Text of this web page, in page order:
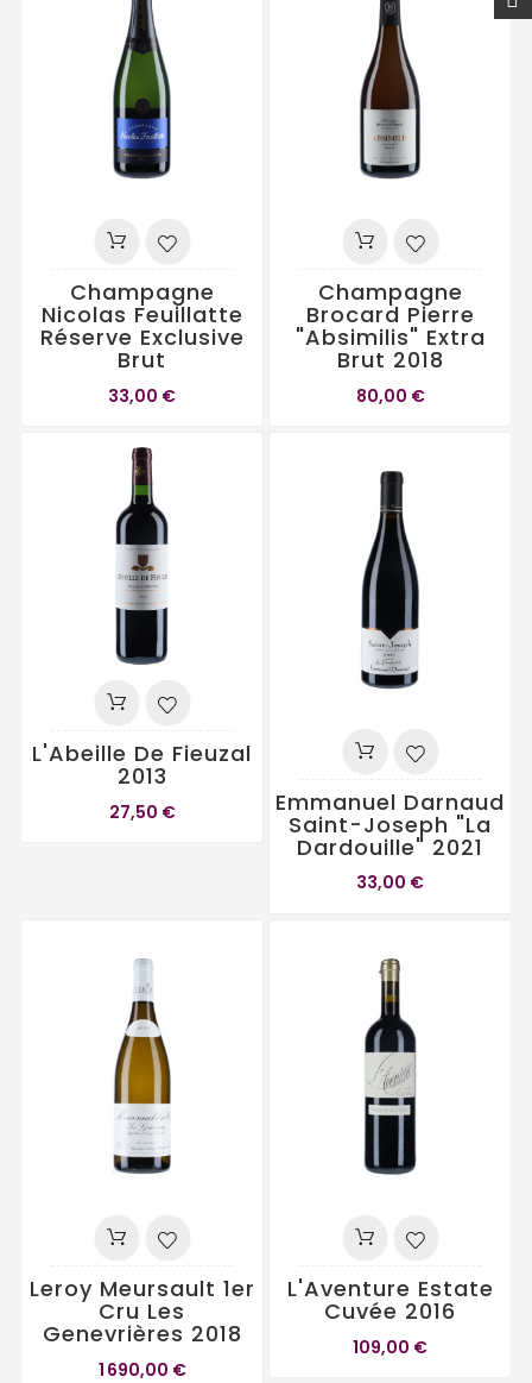
Champagne
Nicolas Feuillatte
Réserve Exclusive
Brut
33,00 €
Champagne
Brocard Pierre
"Absimilis" Extra
Brut 2018
80,00 €
L'Abeille De Fieuzal
2013
27,50 € Emmanuel Darnaud
Saint-Joseph "La
Dardouille" 2021
33,00 €
Leroy Meursault 1er
Cru Les
Genevrières 2018
1 690,00 €
L'Aventure Estate
Cuvée 2016
109,00 €